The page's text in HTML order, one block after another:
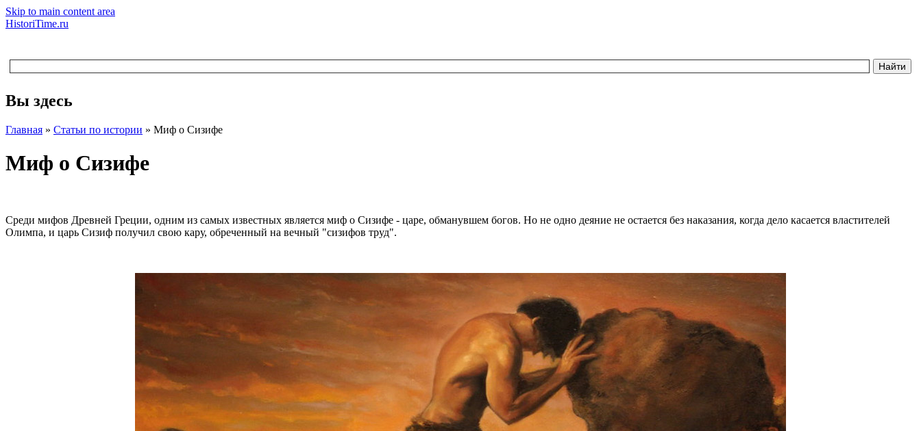
Skip to main content area
HistoriTime.ru
Вы здесь
Главная » Статьи по истории » Миф о Сизифе
Миф о Сизифе
Среди мифов Древней Греции, одним из самых известных является миф о Сизифе - царе, обманувшем богов. Но не одно деяние не остается без наказания, когда дело касается властителей
Олимпа, и царь Сизиф получил свою кару, обреченный на вечный "сизифов труд".